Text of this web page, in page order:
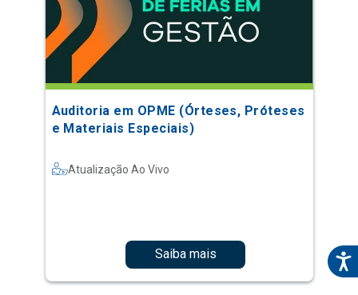
Auditoria em OPME (Órteses, Próteses
e Materiais Especiais)
Atualização Ao Vivo
Saiba mais